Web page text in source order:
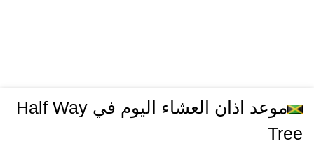
موعد اذان العشاء اليوم في Half Way
Tree